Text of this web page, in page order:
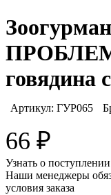
ПРОБЛЕМ
говядина
Артикул: ГУР065
66 ₽
Узнать о поступлении
Наши менеджеры
условия заказа